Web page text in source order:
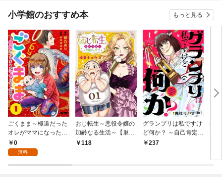
小学館のおすすめ本 もっと見る
ごくまま～極道だった
オレがママになった話
～【単話】（１）
0
無料
おじ転生～悪役令嬢の
加齢なる生活～【単
話】（１）
118
グランプリは私ですけ
ど何か？ ～自己肯定モ
ンスターのミスコン無
237
後
は